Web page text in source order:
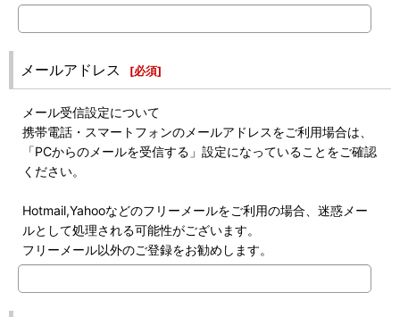
メールアドレス [必須]
メール受信設定について
携帯電話・スマートフォンのメールアドレスをご利用場合は、
「PCからのメールを受信する」設定になっていることをご確認
ください。
Hotmail,Yahooなどのフリーメールをご利用の場合、迷惑メー
ルとして処理される可能性がございます。
フリーメール以外のご登録をお勧めします。